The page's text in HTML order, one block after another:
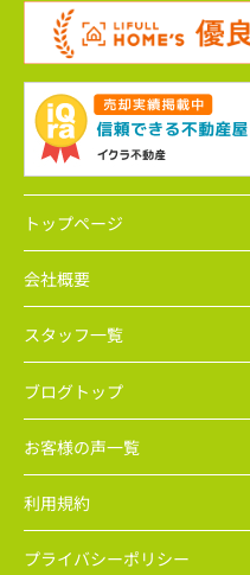
トップページ
会社概要
スタッフ一覧
ブログトップ
お客様の声一覧
利用規約
プライバシーポリシー